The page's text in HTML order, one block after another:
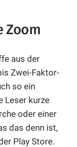
Zoom
aus der
Zwei-Faktor-
so ein
Leser kurze
oder einer
das denn ist,
Play Store.